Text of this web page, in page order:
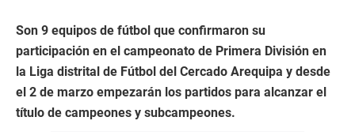
Son 9 equipos de fútbol que confirmaron su
participación en el campeonato de Primera División en
la Liga distrital de Fútbol del Cercado Arequipa y desde
el 2 de marzo empezarán los partidos para alcanzar el
título de campeones y subcampeones.